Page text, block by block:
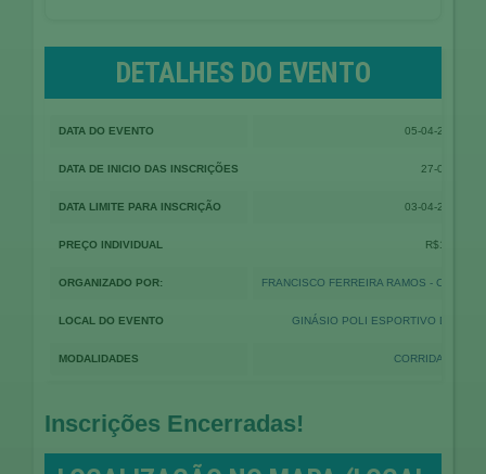
DETALHES DO EVENTO
DATA DO EVENTO 05-04-2026
DATA DE INICIO DAS INSCRIÇÕES 27-01-2026
DATA LIMITE PARA INSCRIÇÃO 03-04-2026
PREÇO INDIVIDUAL R$100,00
ORGANIZADO POR: FRANCISCO FERREIRA RAMOS -
LOCAL DO EVENTO GINÁSIO POLI ESPORTIVO DO
MODALIDADES CORRIDA
Inscrições Encerradas!